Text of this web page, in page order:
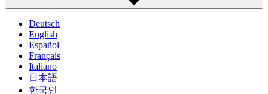
Deutsch
English
Español
Français
Italiano
日本語
한국인